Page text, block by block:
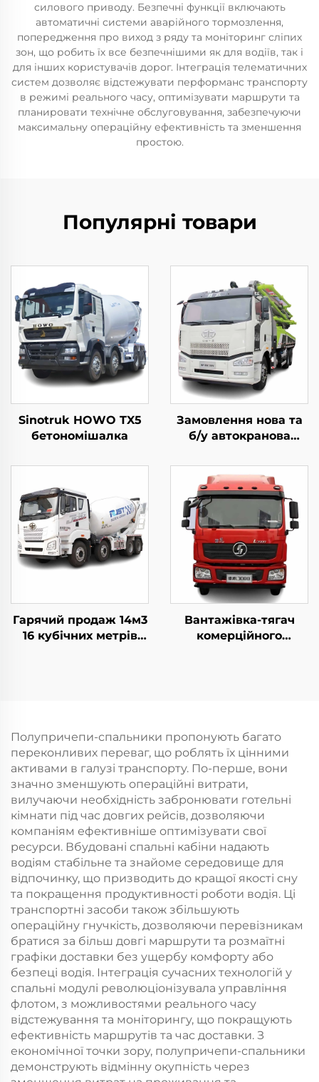
силового приводу. Безпечні функції включають
автоматичні системи аварійного тормозлення,
попередження про виход з ряду та моніторинг сліпих
зон, що робить їх все безпечнішими як для водіїв, так і
для інших користувачів дорог. Інтеграція телематичних
систем дозволяє відстежувати перформанс транспорту
в режимі реального часу, оптимізувати маршрути та
планировати технічне обслуговування, забезпечуючи
максимальну операційну ефективність та зменшення
простою.
Популярні товари
Sinotruk HOWO TX5
бетономішалка
Замовлення нова та
б/у автокранова
50м 60м 16CBM
бетономішерна
вантажівка для
продажу
Гарячий продаж 14м3
16 кубічних метрів
Вантажівка-тягач
комерційного
Полупричепи-спальники пропонують багато
переконливих переваг, що роблять їх цінними
активами в галузі транспорту. По-перше, вони
значно зменшують операційні витрати,
вилучаючи необхідність забронювати готельні
кімнати під час довгих рейсів, дозволяючи
компаніям ефективніше оптимізувати свої
ресурси. Вбудовані спальні кабіни надають
водіям стабільне та знайоме середовище для
відпочинку, що призводить до кращої якості сну
та покращення продуктивності роботи водія. Ці
транспортні засоби також збільшують
операційну гнучкість, дозволяючи перевізникам
братися за більш довгі маршрути та розмаїтні
графіки доставки без ущербу комфорту або
безпеці водія. Інтеграція сучасних технологій у
спальні модулі революціонізувала управління
флотом, з можливостями реального часу
відстежування та моніторингу, що покращують
ефективність маршрутів та час доставки. З
економічної точки зору, полупричепи-спальники
демонструють відмінну окупність через